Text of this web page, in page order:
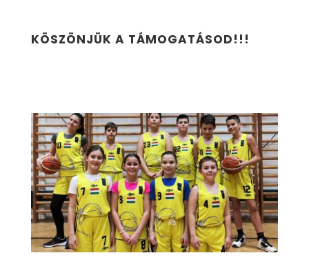
KÖSZÖNJÜK A TÁMOGATÁSOD!!!